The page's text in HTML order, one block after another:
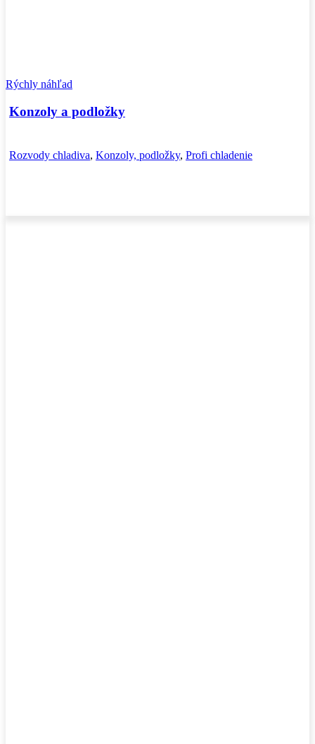
Rýchly náhľad
Konzoly a podložky
Rozvody chladiva, Konzoly, podložky, Profi chladenie